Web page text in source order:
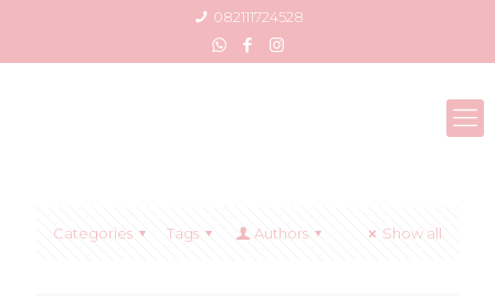
082111724528
Categories Tags Authors Show all